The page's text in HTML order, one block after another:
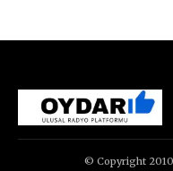
© Copyright